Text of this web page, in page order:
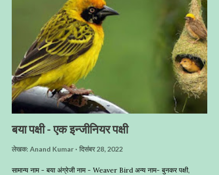
बया पक्षी - एक इन्जीनियर पक्षी
लेखक: Anand Kumar दिसंबर 28, 2022
सामान्य नाम - बया अंग्रेजी नाम - Weaver Bird अन्य नाम- बुनकर पक्षी,